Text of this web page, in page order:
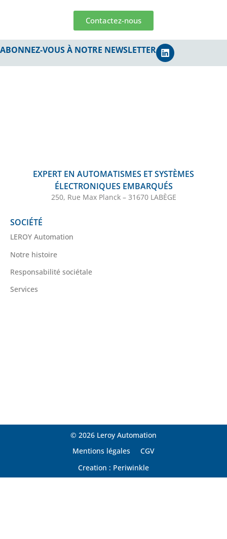
Contactez-nous
ABONNEZ-VOUS À NOTRE NEWSLETTER
EXPERT EN AUTOMATISMES ET SYSTÈMES
ÉLECTRONIQUES EMBARQUÉS
250, Rue Max Planck – 31670 LABÈGE
SOCIÉTÉ
LEROY Automation
Notre histoire
Responsabilité sociétale
Services
© 2026 Leroy Automation
Mentions légales
CGV
Creation : Periwinkle